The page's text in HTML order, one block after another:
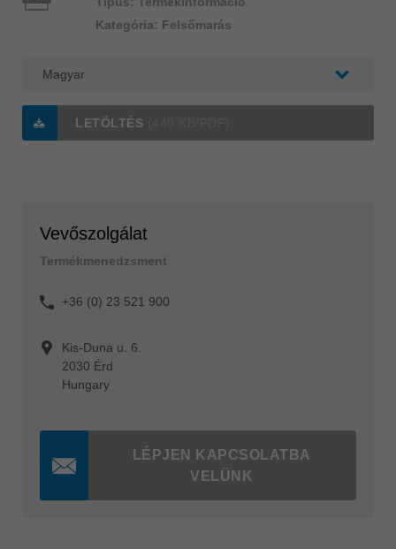
Kategória: Felsőmarás
LETÖLTÉS
Vevőszolgálat
Termékmenedzsment
+36 (0) 23 521 900
Kis-Duna u. 6.
2030 Érd
Hungary
LÉPJEN KAPCSOLATBA
VELÜNK